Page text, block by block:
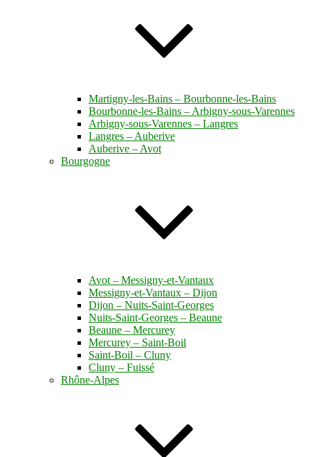
Martigny-les-Bains – Bourbonne-les-Bains
Bourbonne-les-Bains – Arbigny-sous-Varennes
Arbigny-sous-Varennes – Langres
Langres – Auberive
Auberive – Avot
Bourgogne
Avot – Messigny-et-Vantaux
Messigny-et-Vantaux – Dijon
Dijon – Nuits-Saint-Georges
Nuits-Saint-Georges – Beaune
Beaune – Mercurey
Mercurey – Saint-Boil
Saint-Boil – Cluny
Cluny – Fuissé
Rhône-Alpes